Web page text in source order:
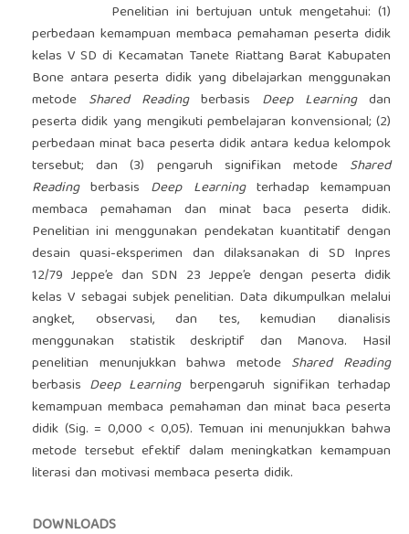
Penelitian ini bertujuan untuk mengetahui: (1)
perbedaan kemampuan membaca pemahaman peserta didik
kelas V SD di Kecamatan Tanete Riattang Barat Kabupaten
Bone antara peserta didik yang dibelajarkan menggunakan
metode Shared Readingberbasis Deep Learningdan
peserta didik yang mengikuti pembelajaran konvensional; (2)
perbedaan minat baca peserta didik antara kedua kelompok
tersebut; dan (3) pengaruh signifikan metode Shared
Readingberbasis Deep Learningterhadap kemampuan
membaca pemahaman dan minat baca peserta didik.
Penelitian ini menggunakan pendekatan kuantitatif dengan
desain quasi-eksperimen dan dilaksanakan di SD Inpres
12/79 Jeppe’e dan SDN 23 Jeppe’e dengan peserta didik
kelas V sebagai subjek penelitian. Data dikumpulkan melalui
angket, observasi, dan tes, kemudian dianalisis
menggunakan statistik deskriptif dan Manova. Hasil
penelitian menunjukkan bahwa metode Shared Reading
berbasis Deep Learningberpengaruh signifikan terhadap
kemampuan membaca pemahaman dan minat baca peserta
didik (Sig. = 0,000 < 0,05). Temuan ini menunjukkan bahwa
metode tersebut efektif dalam meningkatkan kemampuan
literasi dan motivasi membaca peserta didik.
DOWNLOADS